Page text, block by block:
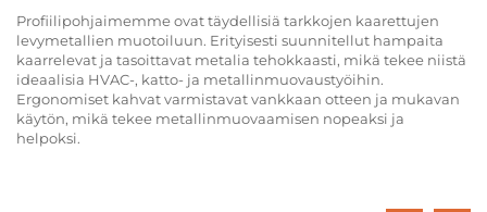
Profiilipohjaimemme ovat täydellisiä tarkkojen kaarettujen
levymetallien muotoiluun. Erityisesti suunnitellut hampaita
kaarrelevat ja tasoittavat metalia tehokkaasti, mikä tekee niistä
ideaalisia HVAC-, katto- ja metallinmuovaustyöihin.
Ergonomiset kahvat varmistavat vankkaan otteen ja mukavan
käytön, mikä tekee metallinmuovaamisen nopeaksi ja
helpoksi.